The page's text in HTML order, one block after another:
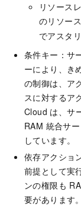
リソース
のリソー
でアスタ
条件キー：サ
ーにより、き
の制御は、ア
スに対するア
Cloud は、サ
RAM 統合サ
しています。
依存アクショ
前提として実
ンの権限も
要があります。